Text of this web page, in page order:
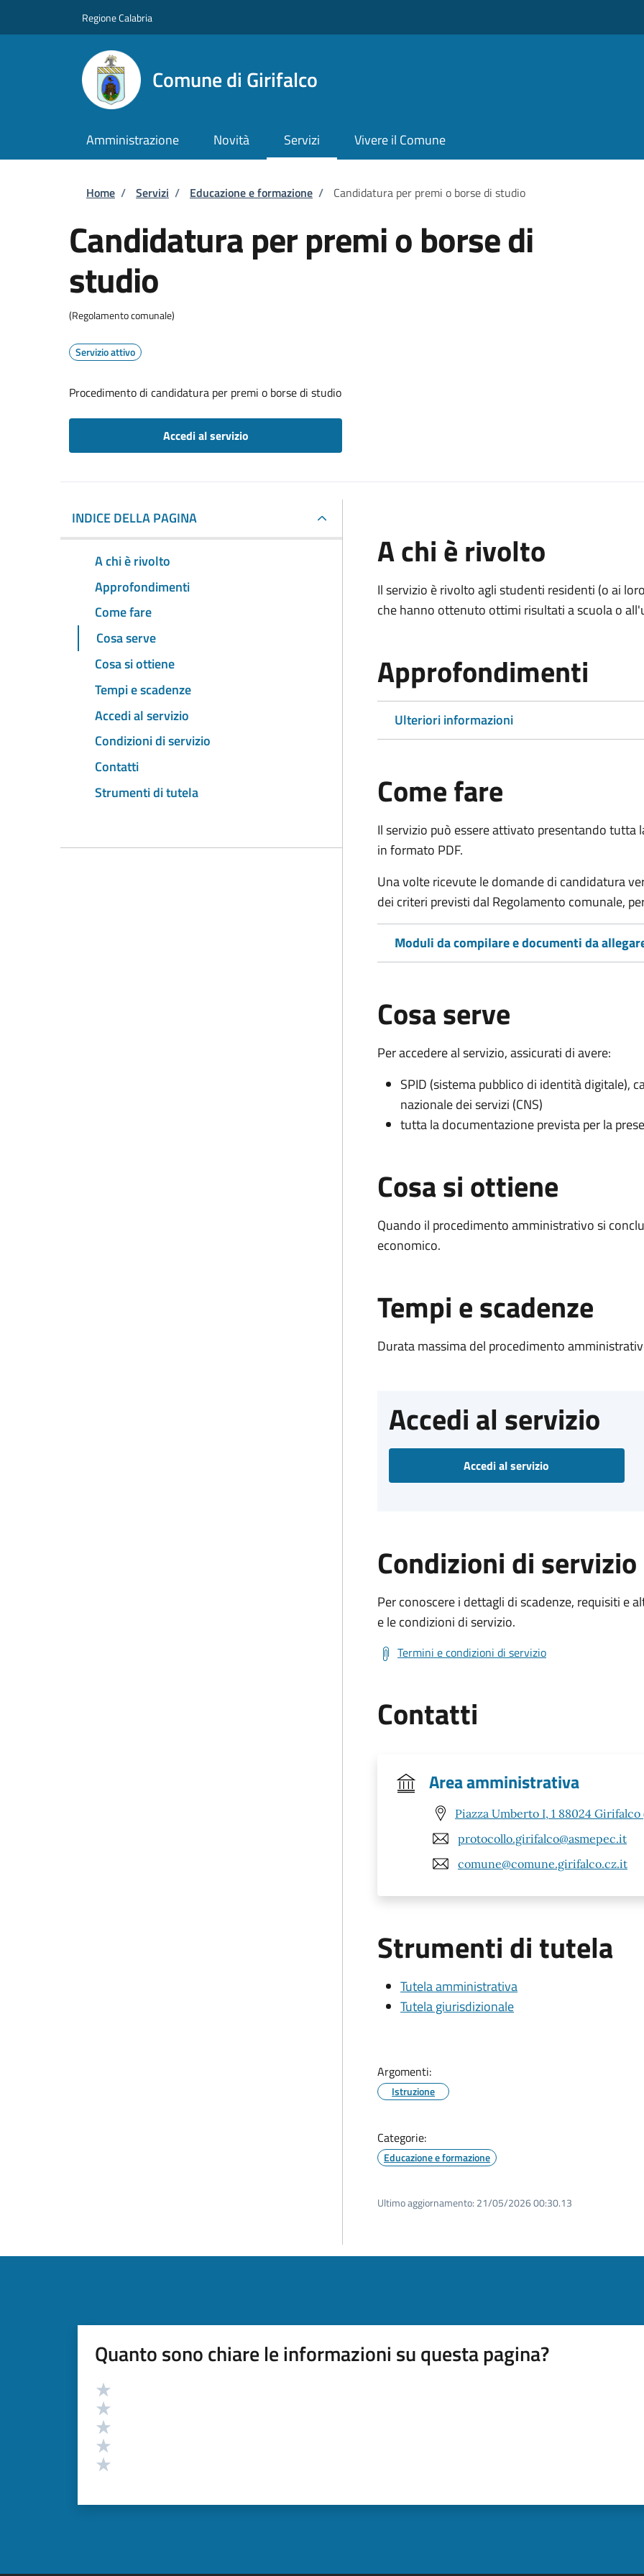
Regione Calabria
Comune di Girifalco
Amministrazione Novità Servizi Vivere il Comune
Briciole di pane
Home / Servizi / Educazione e formazione / Candidatura per premi o borse di studio
Candidatura per premi o borse di
studio
(Regolamento comunale)
Servizio attivo
Procedimento di candidatura per premi o borse di studio
Accedi al servizio
INDICE DELLA PAGINA
A chi è rivolto
Approfondimenti
Come fare
Cosa serve
Cosa si ottiene
Tempi e scadenze
Accedi al servizio
Condizioni di servizio
Contatti
Strumenti di tutela
A chi è rivolto
Il servizio è rivolto agli studenti residenti (o ai
che hanno ottenuto ottimi risultati a scuola o
Approfondimenti
Ulteriori informazioni
Come fare
Il servizio può essere attivato presentando
in formato PDF.
Una volte ricevute le domande di candidatura
dei criteri previsti dal Regolamento comunale,
Moduli da compilare e documenti da
Cosa serve
Per accedere al servizio, assicurati di avere:
SPID (sistema pubblico di identità digitale),
nazionale dei servizi (CNS)
tutta la documentazione prevista per la
Cosa si ottiene
Quando il procedimento amministrativo si
economico.
Tempi e scadenze
Durata massima del procedimento
Accedi al servizio
Accedi al servizio
Condizioni di servizio
Per conoscere i dettagli di scadenze, requisiti e
e le condizioni di servizio.
Termini e condizioni di servizio
Contatti
Area amministrativa
Piazza Umberto I, 1 88024 Girifalco
protocollo.girifalco@asmepec.it
comune@comune.girifalco.cz.it
Strumenti di tutela
Tutela amministrativa
Tutela giurisdizionale
Argomenti:
Istruzione
Categorie:
Educazione e formazione
Ultimo aggiornamento: 21/05/2026 00:30.13
Quanto sono chiare le informazioni su questa pagina?
Valutazione